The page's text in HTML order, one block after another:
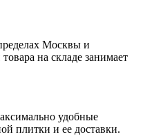
Москвы и
на складе занимает
удобные
плитки и ее доставки.